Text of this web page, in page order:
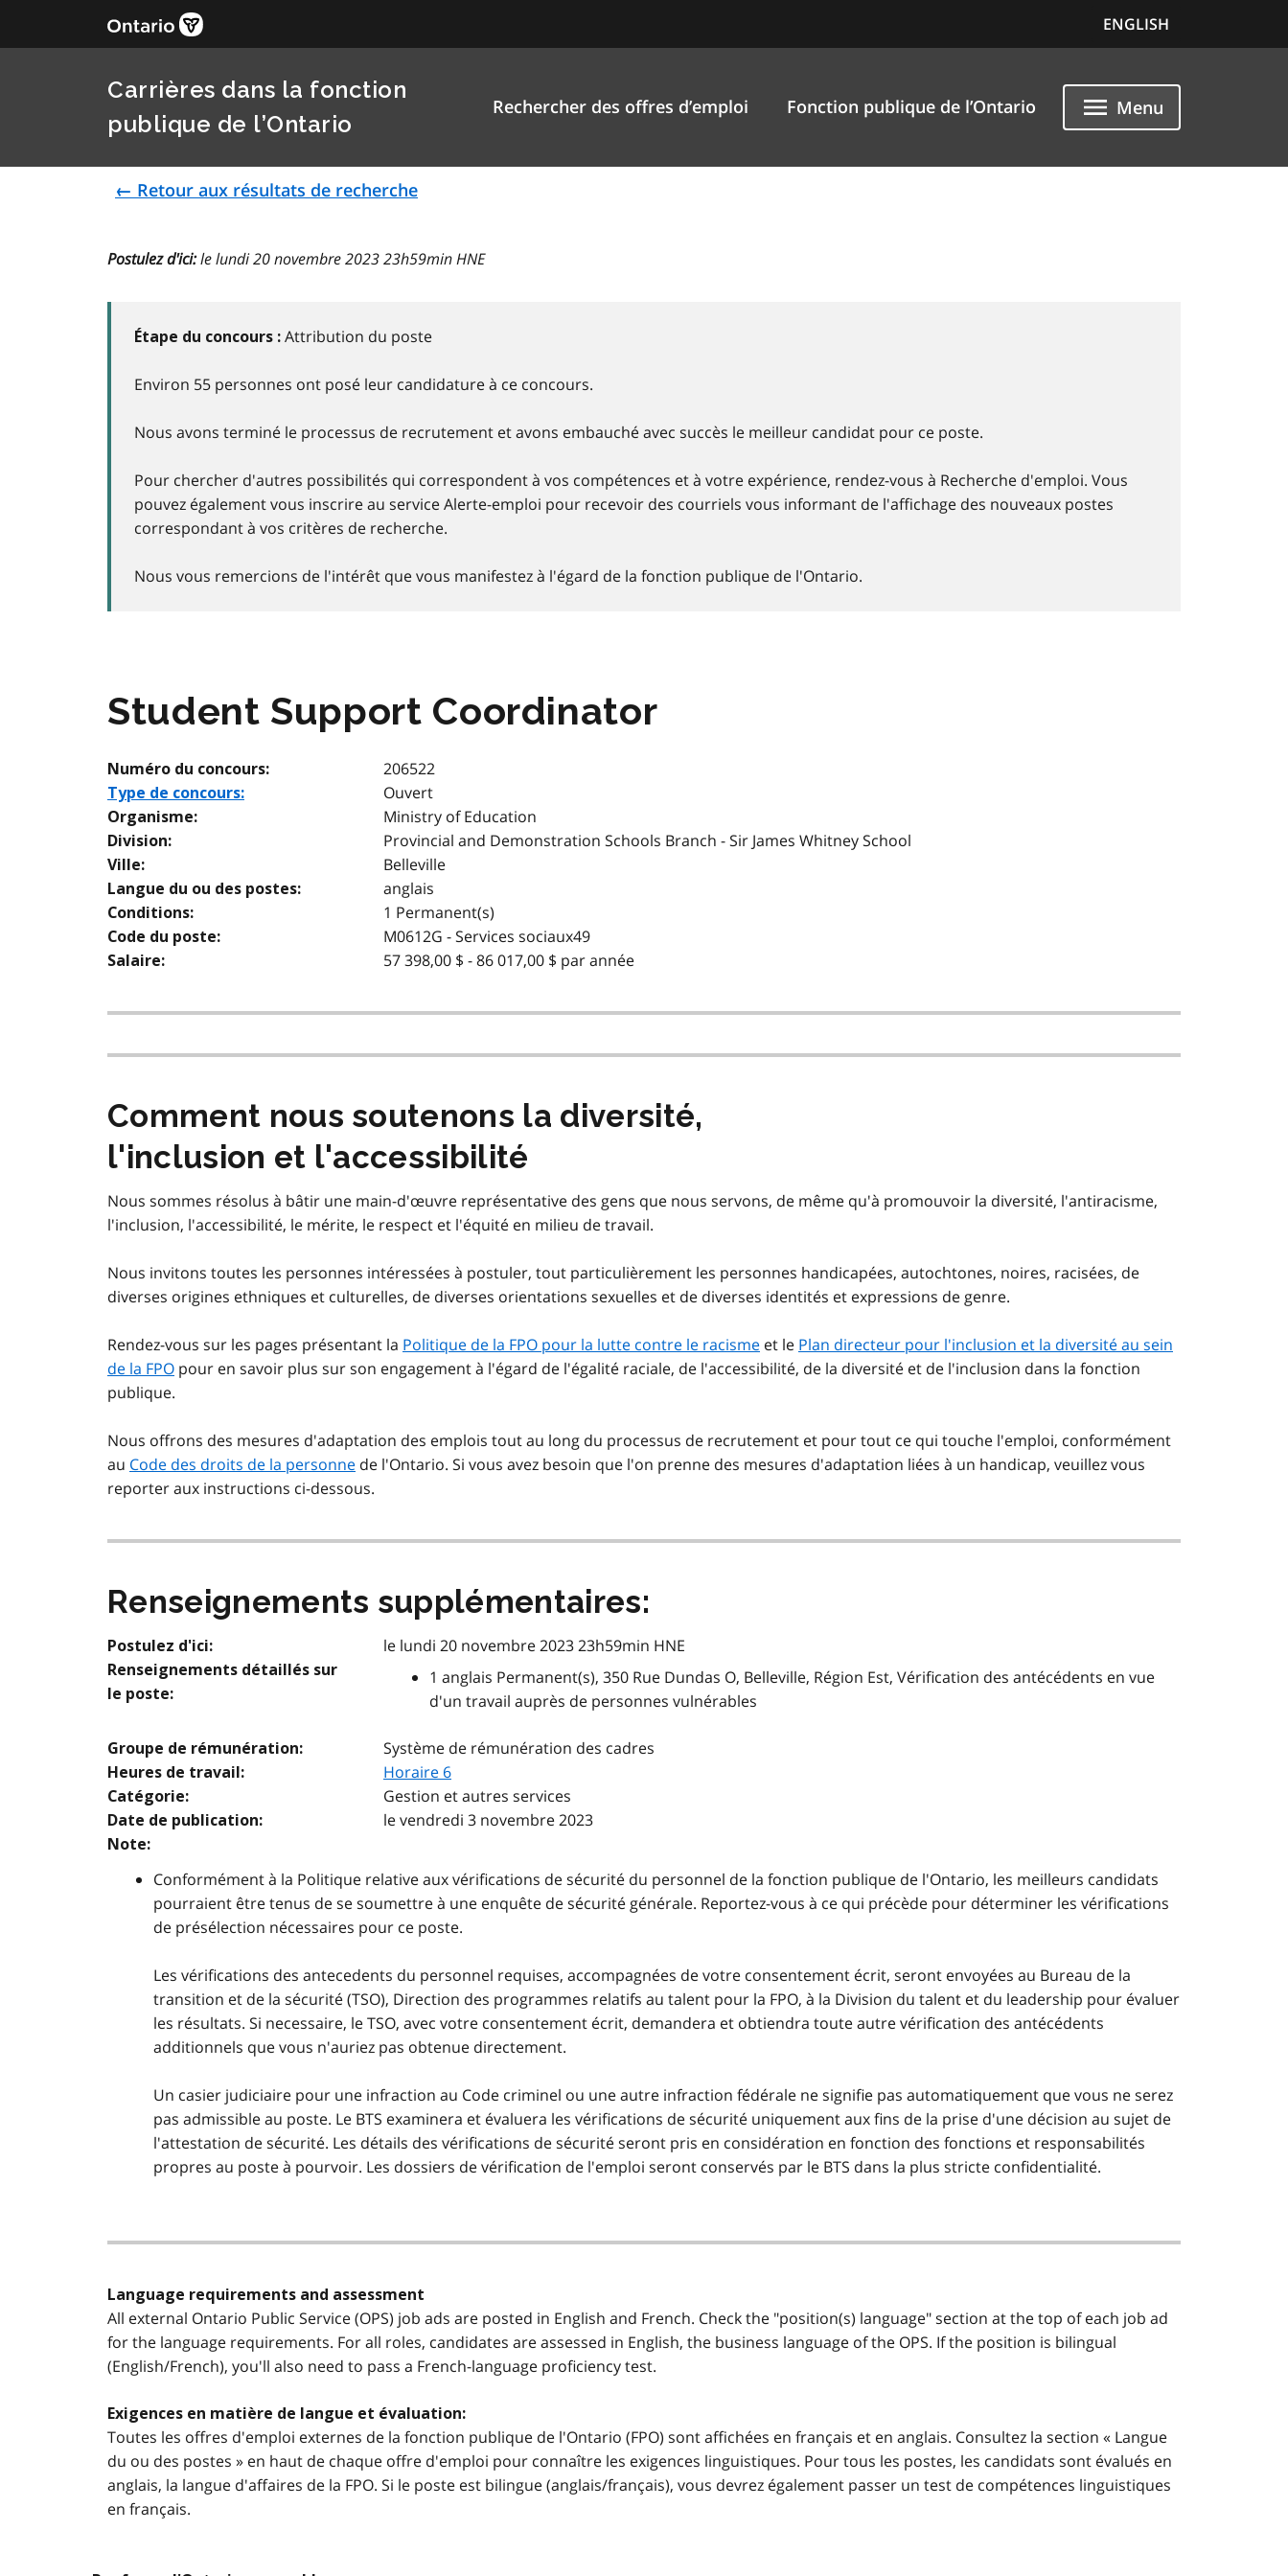
ENGLISH
Carrières dans la fonction
publique de l’Ontario
Rechercher des offres d’emploi Fonction publique de l’Ontario Menu
← Retour aux résultats de recherche
Postulez d'ici:le lundi 20 novembre 2023 23h59min HNE
Étape du concours : Attribution du poste
Environ 55 personnes ont posé leur candidature à ce concours.
Nous avons terminé le processus de recrutement et avons embauché avec succès le meilleur candidat pour ce poste.
Pour chercher d'autres possibilités qui correspondent à vos compétences et à votre expérience, rendez-vous à Recherche d'emploi. Vous
pouvez également vous inscrire au service Alerte-emploi pour recevoir des courriels vous informant de l'affichage des nouveaux postes
correspondant à vos critères de recherche.
Nous vous remercions de l'intérêt que vous manifestez à l'égard de la fonction publique de l'Ontario.
Student Support Coordinator
Numéro du concours: 206522
Type de concours: Ouvert
Organisme: Ministry of Education
Division: Provincial and Demonstration Schools Branch - Sir James Whitney School
Ville: Belleville
Langue du ou des postes: anglais
Conditions: 1 Permanent(s)
Code du poste: M0612G - Services sociaux49
Salaire: 57 398,00 $ - 86 017,00 $ par année
Comment nous soutenons la diversité,
l'inclusion et l'accessibilité
Nous sommes résolus à bâtir une main-d'œuvre représentative des gens que nous servons, de même qu'à promouvoir la diversité, l'antiracisme,
l'inclusion, l'accessibilité, le mérite, le respect et l'équité en milieu de travail.
Nous invitons toutes les personnes intéressées à postuler, tout particulièrement les personnes handicapées, autochtones, noires, racisées, de
diverses origines ethniques et culturelles, de diverses orientations sexuelles et de diverses identités et expressions de genre.
Rendez-vous sur les pages présentant la Politique de la FPO pour la lutte contre le racisme et le Plan directeur pour l'inclusion et la diversité au sein
de la FPO pour en savoir plus sur son engagement à l'égard de l'égalité raciale, de l'accessibilité, de la diversité et de l'inclusion dans la fonction
publique.
Nous offrons des mesures d'adaptation des emplois tout au long du processus de recrutement et pour tout ce qui touche l'emploi, conformément
au Code des droits de la personne de l'Ontario. Si vous avez besoin que l'on prenne des mesures d'adaptation liées à un handicap, veuillez vous
reporter aux instructions ci-dessous.
Renseignements supplémentaires:
Postulez d'ici: le lundi 20 novembre 2023 23h59min HNE
Renseignements détaillés sur
le poste:
1 anglais Permanent(s), 350 Rue Dundas O, Belleville, Région Est, Vérification des antécédents en vue
d'un travail auprès de personnes vulnérables
Groupe de rémunération: Système de rémunération des cadres
Heures de travail: Horaire 6
Catégorie: Gestion et autres services
Date de publication: le vendredi 3 novembre 2023
Note:
Conformément à la Politique relative aux vérifications de sécurité du personnel de la fonction publique de l'Ontario, les meilleurs candidats
pourraient être tenus de se soumettre à une enquête de sécurité générale. Reportez-vous à ce qui précède pour déterminer les vérifications
de présélection nécessaires pour ce poste.
Les vérifications des antecedents du personnel requises, accompagnées de votre consentement écrit, seront envoyées au Bureau de la
transition et de la sécurité (TSO), Direction des programmes relatifs au talent pour la FPO, à la Division du talent et du leadership pour évaluer
les résultats. Si necessaire, le TSO, avec votre consentement écrit, demandera et obtiendra toute autre vérification des antécédents
additionnels que vous n'auriez pas obtenue directement.
Un casier judiciaire pour une infraction au Code criminel ou une autre infraction fédérale ne signifie pas automatiquement que vous ne serez
pas admissible au poste. Le BTS examinera et évaluera les vérifications de sécurité uniquement aux fins de la prise d'une décision au sujet de
l'attestation de sécurité. Les détails des vérifications de sécurité seront pris en considération en fonction des fonctions et responsabilités
propres au poste à pourvoir. Les dossiers de vérification de l'emploi seront conservés par le BTS dans la plus stricte confidentialité.
Language requirements and assessment
All external Ontario Public Service (OPS) job ads are posted in English and French. Check the "position(s) language" section at the top of each job ad
for the language requirements. For all roles, candidates are assessed in English, the business language of the OPS. If the position is bilingual
(English/French), you'll also need to pass a French-language proficiency test.
Exigences en matière de langue et évaluation:
Toutes les offres d'emploi externes de la fonction publique de l'Ontario (FPO) sont affichées en français et en anglais. Consultez la section « Langue
du ou des postes » en haut de chaque offre d'emploi pour connaître les exigences linguistiques. Pour tous les postes, les candidats sont évalués en
anglais, la langue d'affaires de la FPO. Si le poste est bilingue (anglais/français), vous devrez également passer un test de compétences linguistiques
en français.